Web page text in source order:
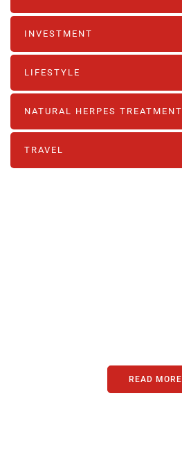
INVESTMENT
LIFESTYLE
NATURAL HERPES TREATMENT‎
TRAVEL
READ MORE